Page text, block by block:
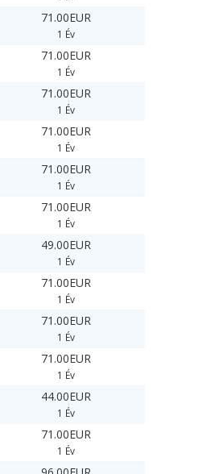
71.00EUR
1 Év
71.00EUR
1 Év
71.00EUR
1 Év
71.00EUR
1 Év
71.00EUR
1 Év
71.00EUR
1 Év
49.00EUR
1 Év
71.00EUR
1 Év
71.00EUR
1 Év
71.00EUR
1 Év
44.00EUR
1 Év
71.00EUR
1 Év